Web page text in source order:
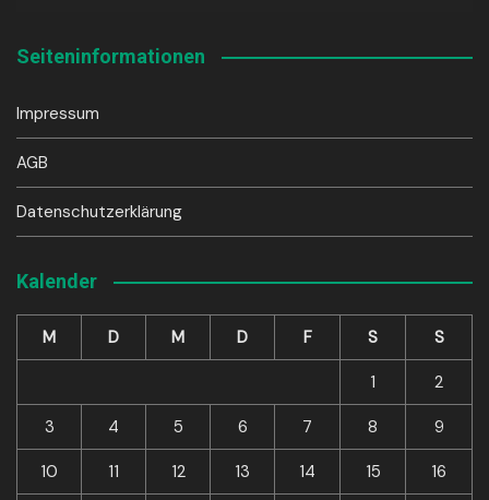
Seiteninformationen
Impressum
AGB
Datenschutzerklärung
Kalender
M D M D F S S
1 2
3 4 5 6 7 8 9
10 11 12 13 14 15 16